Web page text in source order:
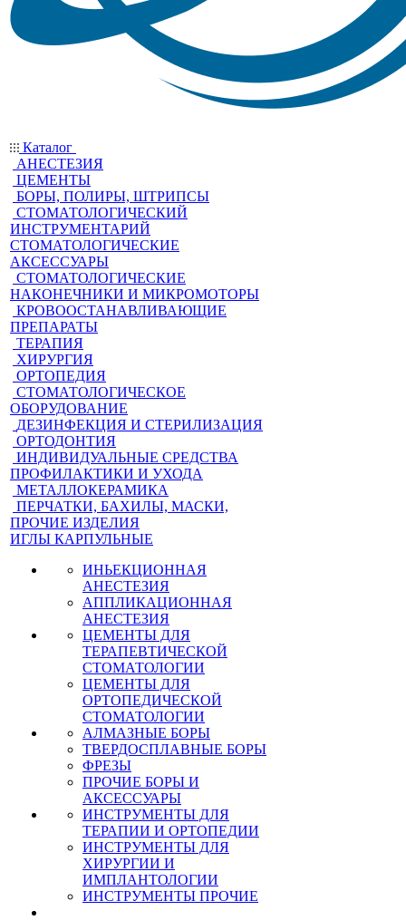
Каталог
АНЕСТЕЗИЯ
ЦЕМЕНТЫ
БОРЫ, ПОЛИРЫ, ШТРИПСЫ
СТОМАТОЛОГИЧЕСКИЙ
ИНСТРУМЕНТАРИЙ
СТОМАТОЛОГИЧЕСКИЕ
АКСЕССУАРЫ
СТОМАТОЛОГИЧЕСКИЕ
НАКОНЕЧНИКИ И МИКРОМОТОРЫ
КРОВООСТАНАВЛИВАЮЩИЕ
ПРЕПАРАТЫ
ТЕРАПИЯ
ХИРУРГИЯ
ОРТОПЕДИЯ
СТОМАТОЛОГИЧЕСКОЕ
ОБОРУДОВАНИЕ
ДЕЗИНФЕКЦИЯ И СТЕРИЛИЗАЦИЯ
ОРТОДОНТИЯ
ИНДИВИДУАЛЬНЫЕ СРЕДСТВА
ПРОФИЛАКТИКИ И УХОДА
МЕТАЛЛОКЕРАМИКА
ПЕРЧАТКИ, БАХИЛЫ, МАСКИ,
ПРОЧИЕ ИЗДЕЛИЯ
ИГЛЫ КАРПУЛЬНЫЕ
ИНЬЕКЦИОННАЯ
АНЕСТЕЗИЯ
АППЛИКАЦИОННАЯ
АНЕСТЕЗИЯ
ЦЕМЕНТЫ ДЛЯ
ТЕРАПЕВТИЧЕСКОЙ
СТОМАТОЛОГИИ
ЦЕМЕНТЫ ДЛЯ
ОРТОПЕДИЧЕСКОЙ
СТОМАТОЛОГИИ
АЛМАЗНЫЕ БОРЫ
ТВЕРДОСПЛАВНЫЕ БОРЫ
ФРЕЗЫ
ПРОЧИЕ БОРЫ И
АКСЕССУАРЫ
ИНСТРУМЕНТЫ ДЛЯ
ТЕРАПИИ И ОРТОПЕДИИ
ИНСТРУМЕНТЫ ДЛЯ
ХИРУРГИИ И
ИМПЛАНТОЛОГИИ
ИНСТРУМЕНТЫ ПРОЧИЕ